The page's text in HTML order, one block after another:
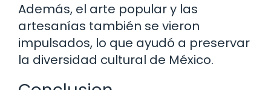
Además, el arte popular y las
artesanías también se vieron
impulsados, lo que ayudó a preservar
la diversidad cultural de México.